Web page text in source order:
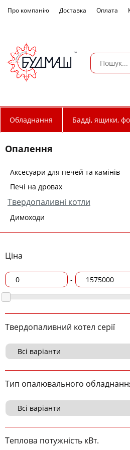
Про компанію Доставка Оплата
Обладнання Бадді, ящики,
Опалення
Аксесуари для печей та камінів
Печі на дровах
Твердопаливні котли
Димоходи
Ціна
-
Твердопаливний котел серії
Тип опалювального
Теплова потужність кВт.